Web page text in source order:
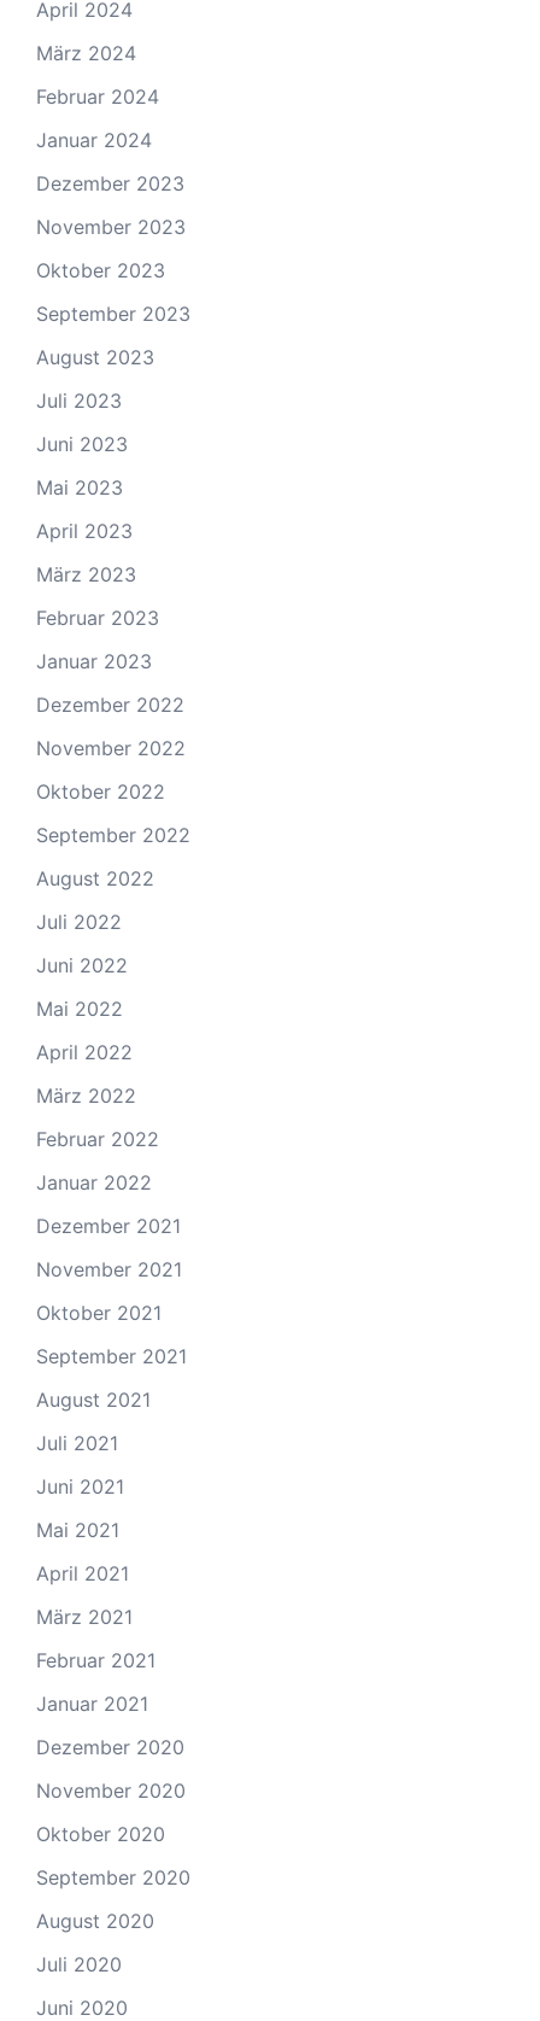
April 2024
März 2024
Februar 2024
Januar 2024
Dezember 2023
November 2023
Oktober 2023
September 2023
August 2023
Juli 2023
Juni 2023
Mai 2023
April 2023
März 2023
Februar 2023
Januar 2023
Dezember 2022
November 2022
Oktober 2022
September 2022
August 2022
Juli 2022
Juni 2022
Mai 2022
April 2022
März 2022
Februar 2022
Januar 2022
Dezember 2021
November 2021
Oktober 2021
September 2021
August 2021
Juli 2021
Juni 2021
Mai 2021
April 2021
März 2021
Februar 2021
Januar 2021
Dezember 2020
November 2020
Oktober 2020
September 2020
August 2020
Juli 2020
Juni 2020